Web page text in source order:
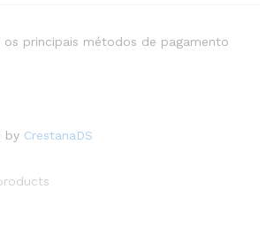
by CrestanaDS
os principais métodos de pagamento